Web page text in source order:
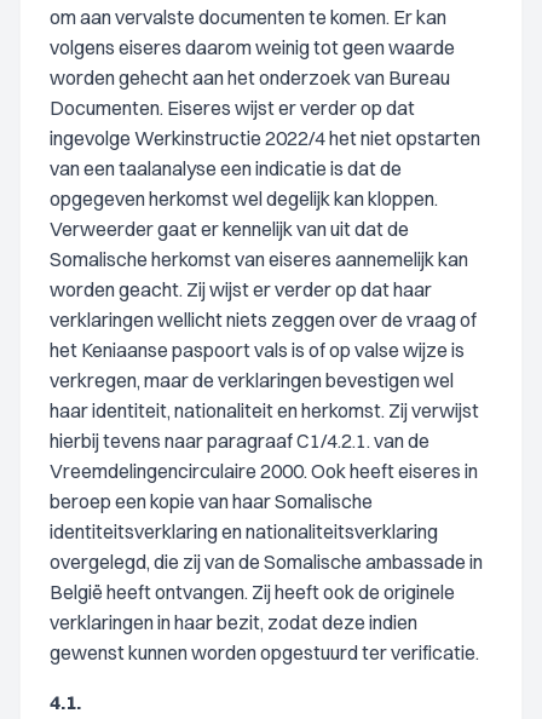
om aan vervalste documenten te komen. Er kan
volgens eiseres daarom weinig tot geen waarde
worden gehecht aan het onderzoek van Bureau
Documenten. Eiseres wijst er verder op dat
ingevolge Werkinstructie 2022/4 het niet opstarten
van een taalanalyse een indicatie is dat de
opgegeven herkomst wel degelijk kan kloppen.
Verweerder gaat er kennelijk van uit dat de
Somalische herkomst van eiseres aannemelijk kan
worden geacht. Zij wijst er verder op dat haar
verklaringen wellicht niets zeggen over de vraag of
het Keniaanse paspoort vals is of op valse wijze is
verkregen, maar de verklaringen bevestigen wel
haar identiteit, nationaliteit en herkomst. Zij verwijst
hierbij tevens naar paragraaf C1/4.2.1. van de
Vreemdelingencirculaire 2000. Ook heeft eiseres in
beroep een kopie van haar Somalische
identiteitsverklaring en nationaliteitsverklaring
overgelegd, die zij van de Somalische ambassade in
België heeft ontvangen. Zij heeft ook de originele
verklaringen in haar bezit, zodat deze indien
gewenst kunnen worden opgestuurd ter verificatie.
4.1.